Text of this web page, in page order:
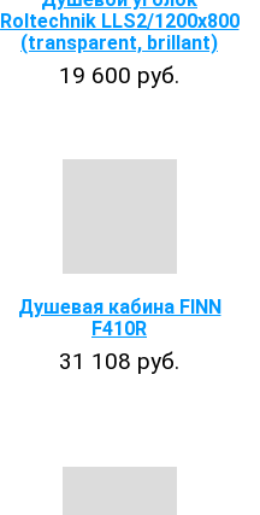
Roltechnik LLS2/1200x800
(transparent, brillant)
19 600 руб.
Душевая кабина FINN
F410R
31 108 руб.